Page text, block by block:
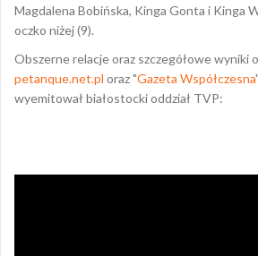
Magdalena Bobińska, Kinga Gonta i Kinga
oczko niżej (9).
Obszerne relacje oraz szczegółowe wyniki
petanque.net.pl oraz "Gazeta Współczesna
wyemitował białostocki oddział TVP: